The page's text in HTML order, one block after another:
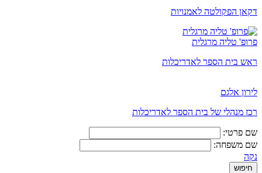
דקאן הפקולטה לאמנויות
פרופ' טליה מרגלית
ראש בית הספר לאדריכלות
לירון אלגם
רכז מנהלי של בית הספר לאדריכלות
שם פרטי:
שם משפחה:
נקה